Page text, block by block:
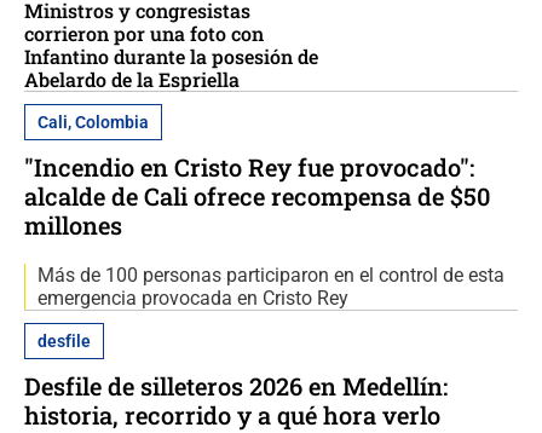
Ministros y congresistas
corrieron por una foto con
Infantino durante la posesión de
Abelardo de la Espriella
Cali, Colombia
"Incendio en Cristo Rey fue provocado":
alcalde de Cali ofrece recompensa de $50
millones
Más de 100 personas participaron en el control de esta
emergencia provocada en Cristo Rey
desfile
Desfile de silleteros 2026 en Medellín:
historia, recorrido y a qué hora verlo